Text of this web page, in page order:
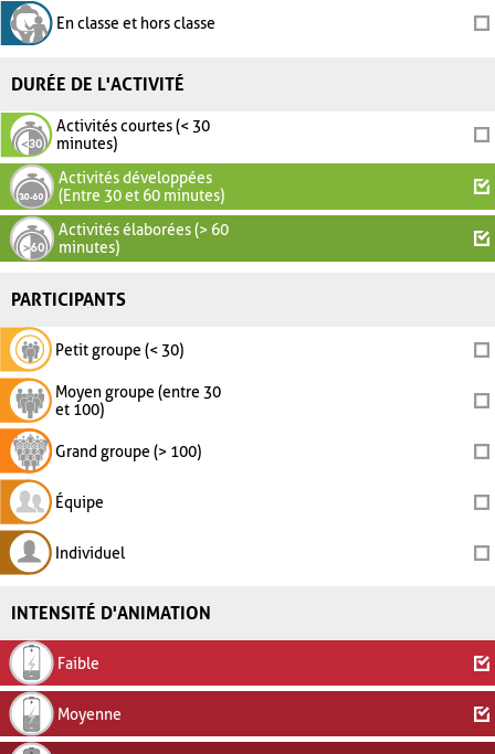
En classe et hors classe
DURÉE DE L'ACTIVITÉ
Activités courtes (< 30
minutes)
Activités développées
(Entre 30 et 60 minutes)
Activités élaborées (> 60
minutes)
PARTICIPANTS
Petit groupe (< 30)
Moyen groupe (entre 30
et 100)
Grand groupe (> 100)
Équipe
Individuel
INTENSITÉ D'ANIMATION
Faible
Moyenne